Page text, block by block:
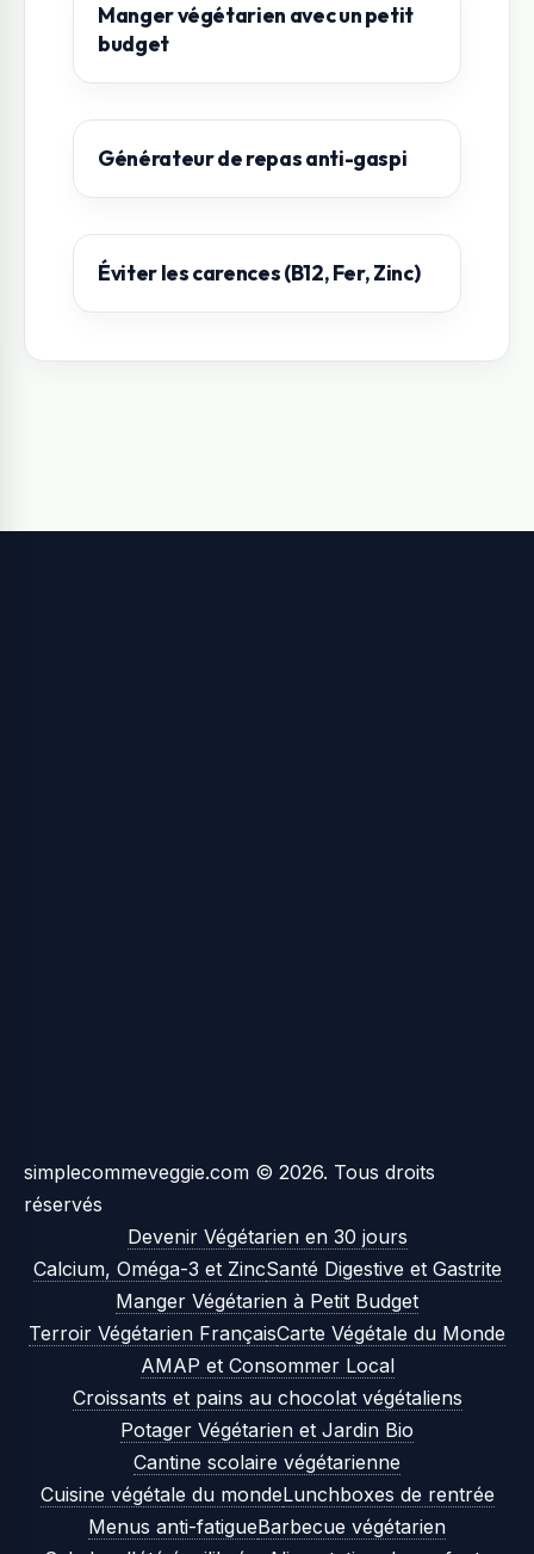
Manger végétarien avec un petit
budget
Générateur de repas anti-gaspi
Éviter les carences (B12, Fer, Zinc)
simplecommeveggie.com © 2026. Tous droits
réservés
Devenir Végétarien en 30 jours
Calcium, Oméga-3 et ZincSanté Digestive et Gastrite
Manger Végétarien à Petit Budget
Terroir Végétarien FrançaisCarte Végétale du Monde
AMAP et Consommer Local
Croissants et pains au chocolat végétaliens
Potager Végétarien et Jardin Bio
Cantine scolaire végétarienne
Cuisine végétale du mondeLunchboxes de rentrée
Menus anti-fatigueBarbecue végétarien